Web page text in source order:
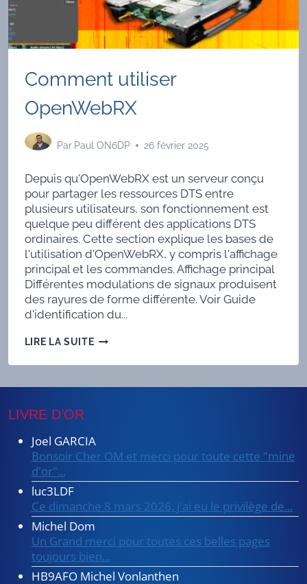
Comment utiliser
OpenWebRX
Par Paul ON6DP 26 février 2025
Depuis qu'OpenWebRX est un serveur conçu
pour partager les ressources DTS entre
plusieurs utilisateurs, son fonctionnement est
quelque peu différent des applications DTS
ordinaires. Cette section explique les bases de
l'utilisation d'OpenWebRX, y compris l'affichage
principal et les commandes. Affichage principal
Différentes modulations de signaux produisent
des rayures de forme différente. Voir Guide
d'identification du...
LIRE LA SUITECOMMENT
OPENWEBRX
LIVRE D’OR
Joel GARCIA
Bonsoir Cher OM et merci pour toute cette "mine
d'or"...
luc3LDF
Ce dimanche 8 mars 2026, j'ai eu le privilège de...
Michel Dom
Un Grand merci pour toutes ces belles pages
toujours bien...
HB9AFO Michel Vonlanthen